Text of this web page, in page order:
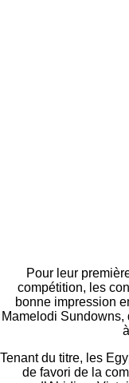
Pour leur
compétition, les
bonne impression
Mamelodi
Tenant du titre, les
de favori de la